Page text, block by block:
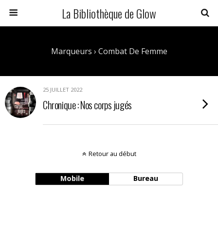
La Bibliothèque de Glow
Marqueurs › Combat De Femme
25 JUILLET 2022
Chronique : Nos corps jugés
Retour au début
Mobile Bureau